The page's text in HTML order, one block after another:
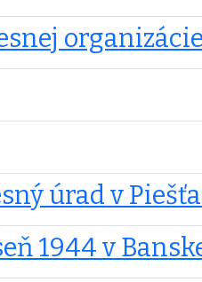
organizácie
úrad v
1944 v